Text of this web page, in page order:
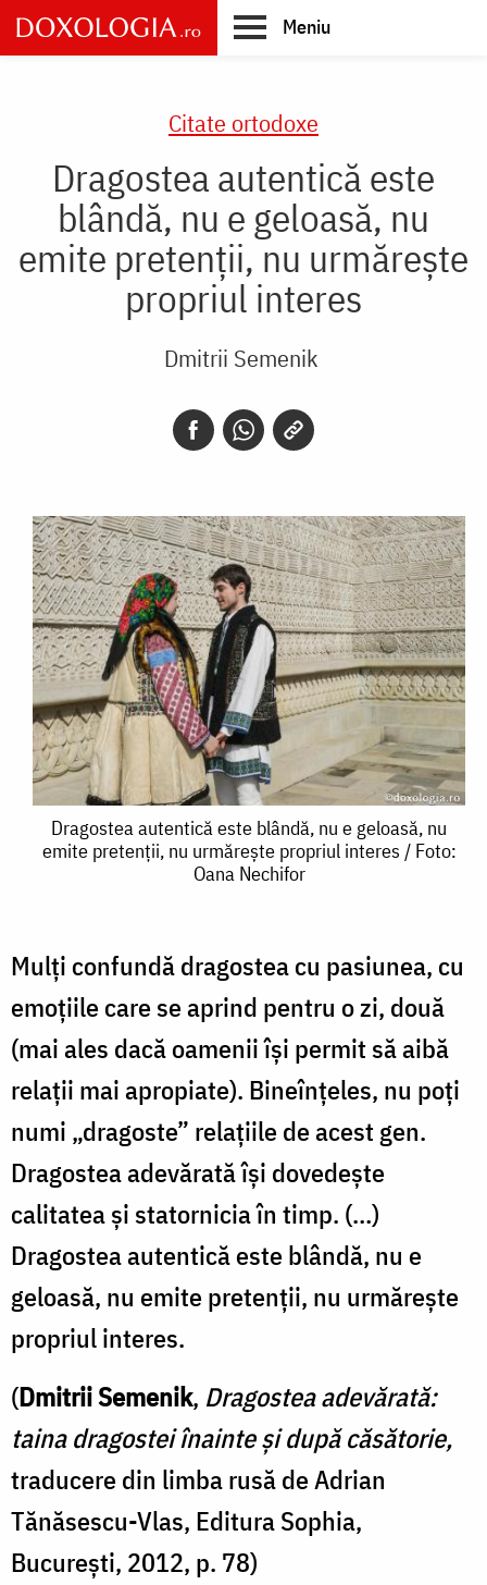
Skip
to
main
Meniu
Citate ortodoxe
Dragostea autentică este
blândă, nu e geloasă, nu
emite pretenții, nu urmărește
propriul interes
Dmitrii Semenik
Dragostea
autentică
nu
e
geloasă,
nu
emite
pretenții,
nu
urmărește
propriul
interes
/
Foto:
Oana
Nechifor
Dragostea autentică este blândă, nu e geloasă, nu
emite pretenții, nu urmărește propriul interes / Foto:
Oana Nechifor
Mulți confundă dragostea cu pasiunea, cu
emoțiile care se aprind pentru o zi, două
(mai ales dacă oamenii își permit să aibă
relații mai apropiate). Bineînțeles, nu poți
numi „dragoste” relațiile de acest gen.
Dragostea adevărată își dovedește
calitatea și statornicia în timp. (…)
Dragostea autentică este blândă, nu e
geloasă, nu emite pretenții, nu urmărește
propriul interes.
(Dmitrii Semenik, Dragostea adevărată:
taina dragostei înainte și după căsătorie,
traducere din limba rusă de Adrian
Tănăsescu-Vlas, Editura Sophia,
București, 2012, p. 78)